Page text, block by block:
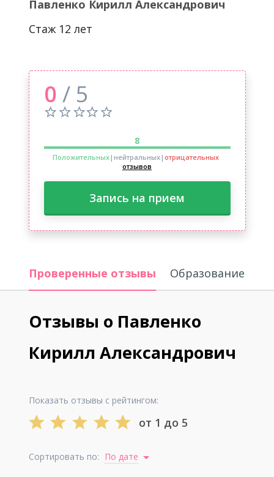
Павленко Кирилл Александрович
Стаж 12 лет
0 / 5
8
Положительных|нейтральных| отрицательных
отзывов
Запись на прием
Проверенные отзывы Образование
Отзывы о Павленко
Кирилл Александрович
Показать отзывы с рейтингом:
от 1 до 5
Сортировать по: По дате